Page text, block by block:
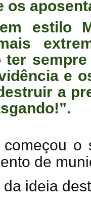
os
estilo
ter
e
a
o
de
ideia